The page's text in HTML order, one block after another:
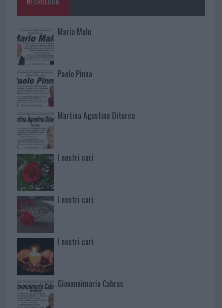
Mario Malu
Paolo Pinna
Martina Agostina Diturco
I nostri cari
I nostri cari
I nostri cari
Giovannimaria Cabras